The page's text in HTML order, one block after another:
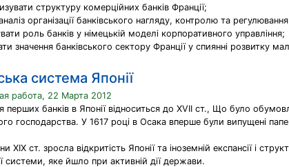
структуру комерційних банків Франції;
організації банківського нагляду, контролю та
роль банків у німецькій моделі корпоративного управління;
значення банківського сектору Франції у спиянні розвитку
система Японії
работа, 22 Марта 2012
перших банків в Японії відноситься до XVII ст., Що було
господарства. У 1617 році в Осака вперше були випущені
XIX ст. зросла відкритість Японії та іноземній експансії і
системи, яке йшло при активній дії держави.